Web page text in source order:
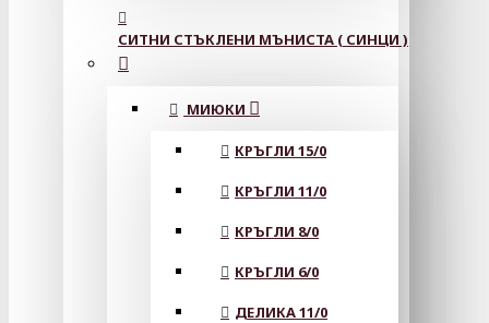
СИТНИ СТЪКЛЕНИ МЪНИСТА ( СИНЦИ )
МИЮКИ
КРЪГЛИ 15/0
КРЪГЛИ 11/0
КРЪГЛИ 8/0
КРЪГЛИ 6/0
ДЕЛИКА 11/0